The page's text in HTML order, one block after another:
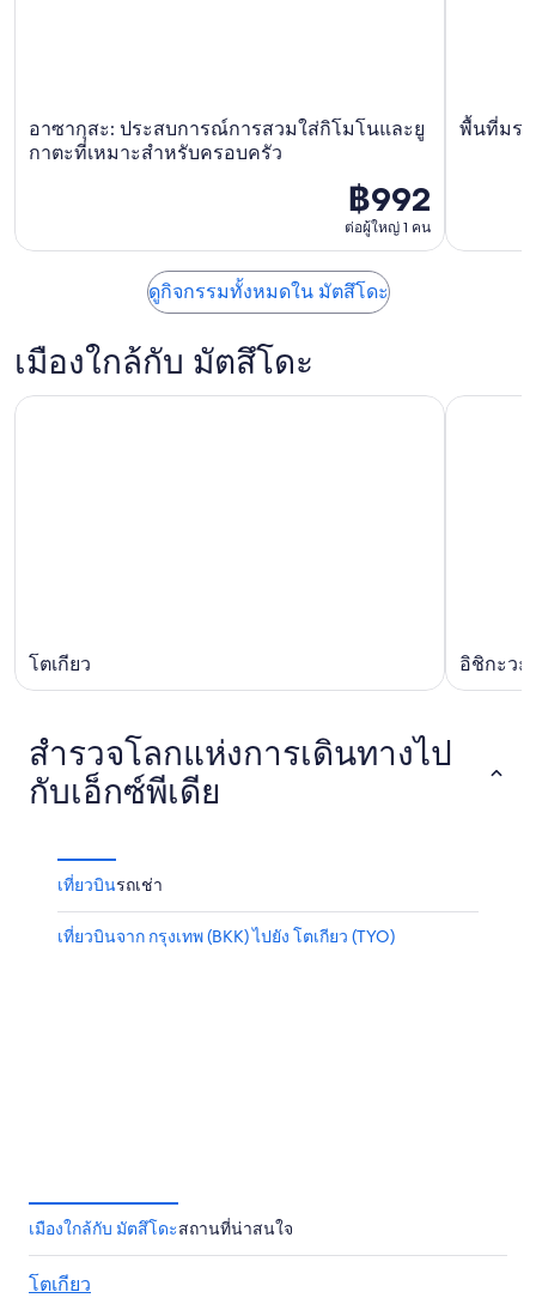
อาซากุสะ: ประสบการณ์การสวมใส่กิโมโนและยู
กาตะที่เหมาะสําหรับครอบครัว
฿992
ต่อผู้ใหญ่ 1 คน
พื้นที่มรด
ดูกิจกรรมทั้งหมดใน มัตสึโดะ
เมืองใกล้กับ มัตสึโดะ
โตเกียว อิชิกะวะ
สำรวจโลกแห่งการเดินทางไป
กับเอ็กซ์พีเดีย
เที่ยวบินรถเช่า
เที่ยวบินจาก กรุงเทพ (BKK) ไปยัง โตเกียว (TYO)
เมืองใกล้กับ มัตสึโดะสถานที่น่าสนใจ
โตเกียว